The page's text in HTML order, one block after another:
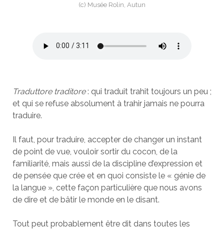
(c) Musée Rolin, Autun
Traduttore traditore: qui traduit trahit toujours un peu ;
et qui se refuse absolument à trahir jamais ne pourra
traduire.
Il faut, pour traduire, accepter de changer un instant
de point de vue, vouloir sortir du cocon, de la
familiarité, mais aussi de la discipline d’expression et
de pensée que crée et en quoi consiste le « génie de
la langue », cette façon particulière que nous avons
de dire et de bâtir le monde en le disant.
Tout peut probablement être dit dans toutes les